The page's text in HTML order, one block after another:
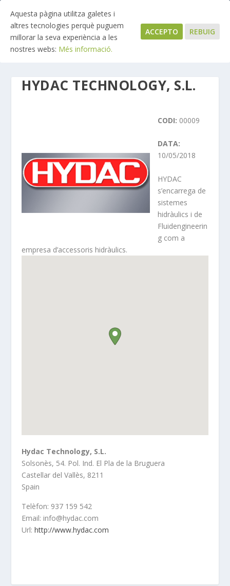
HYDAC TECHNOLOGY, S.L.
CODI: 00009
DATA:
10/05/2018
HYDAC
s’encarrega de
sistemes
hidràulics i de
Fluidengineerin
g com a
empresa d’accessoris hidràulics.
Hydac Technology, S.L.
Solsonès, 54. Pol. Ind. El Pla de la Bruguera
Castellar del Vallès, 8211
Spain
Telèfon: 937 159 542
Email: info@hydac.com
Url:http://www.hydac.com
Aquesta pàgina utilitza galetes i
altres tecnologies perquè puguem
millorar la seva experiència a les
nostres webs: Més informació.
ACCEPTO REBUIG